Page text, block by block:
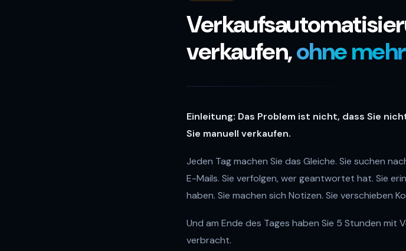
verkaufen,ohne
Einleitung: Das Problem ist nicht, dass Sie
Sie manuell verkaufen.
Jeden Tag machen Sie das Gleiche. Sie suchen
E-Mails. Sie verfolgen, wer geantwortet hat. Sie
haben. Sie machen sich Notizen. Sie verschieben
Und am Ende des Tages haben Sie 5 Stunden mit
verbracht.